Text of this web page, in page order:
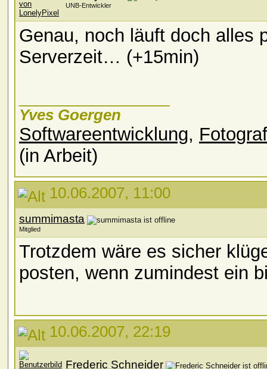
UNB-Entwickler
Genau, noch läuft doch alles
Serverzeit… (+15min)
Yves Goergen
Softwareentwicklung,
(in Arbeit)
10.06.2007, 11:00
summimasta
Mitglied
Trotzdem wäre es sicher
posten, wenn zumindest ein
10.06.2007, 22:19
Frederic Schneider